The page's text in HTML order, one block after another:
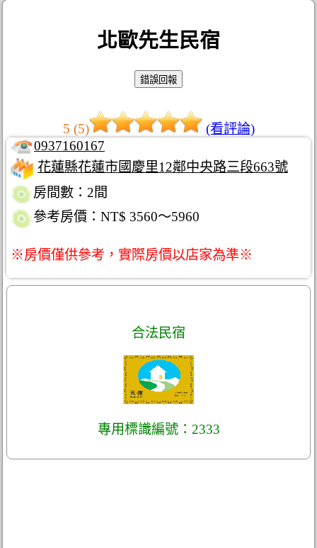
北歐先生民宿
5 (5)
(看評論)
0937160167
花蓮縣花蓮市國慶里12鄰中央路三段663號
房間數：2間
參考房價：NT$ 3560～5960
※房價僅供參考，實際房價以店家為準※
合法民宿
專用標識編號：2333